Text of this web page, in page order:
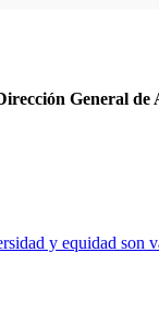
General de
y equidad son